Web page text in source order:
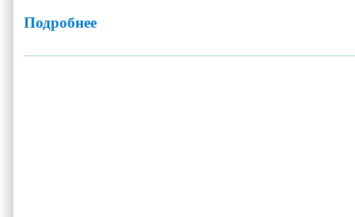
Подробнее